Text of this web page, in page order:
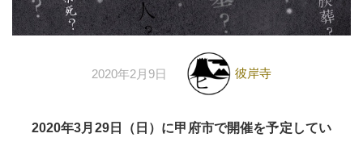
2020年2月9日 彼岸寺
2020年3月29日（日）に甲府市で開催を予定してい